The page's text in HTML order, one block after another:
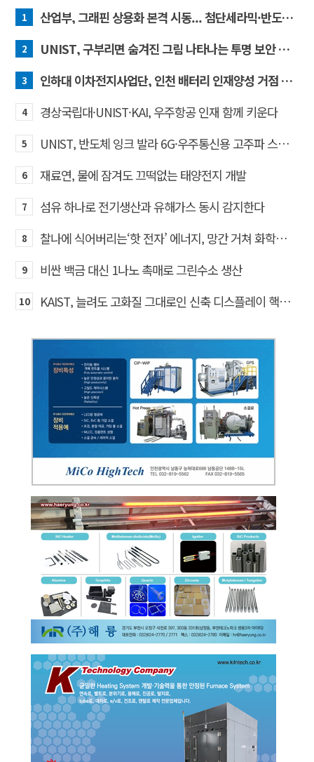
1 산업부, 그래핀 상용화 본격 시동... 첨단세라믹·반도체 방열소재 시장 확대 기대
2 UNIST, 구부리면 숨겨진 그림 나타나는 투명 보안 필름 개발
3 인하대 이차전지사업단, 인천 배터리 인재양성 거점 역할 강화
4 경상국립대·UNIST·KAI, 우주항공 인재 함께 키운다
5 UNIST, 반도체 잉크 발라 6G·우주통신용 고주파 스위치 만든다
6 재료연, 물에 잠겨도 끄떡없는 태양전지 개발
7 섬유 하나로 전기생산과 유해가스 동시 감지한다
8 찰나에 식어버리는‘핫 전자’ 에너지, 망간 거쳐 화학반응에 쓴다
9 비싼 백금 대신 1나노 촉매로 그린수소 생산
10 KAIST, 늘려도 고화질 그대로인 신축 디스플레이 핵심기술 개발​